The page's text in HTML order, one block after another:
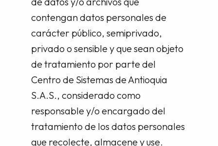
contengan datos personales de
carácter público, semiprivado,
privado o sensible y que sean objeto
de tratamiento por parte del
Centro de Sistemas de Antioquia
S.A.S., considerado como
responsable y/o encargado del
tratamiento de los datos personales
que recolecte, almacene y use.